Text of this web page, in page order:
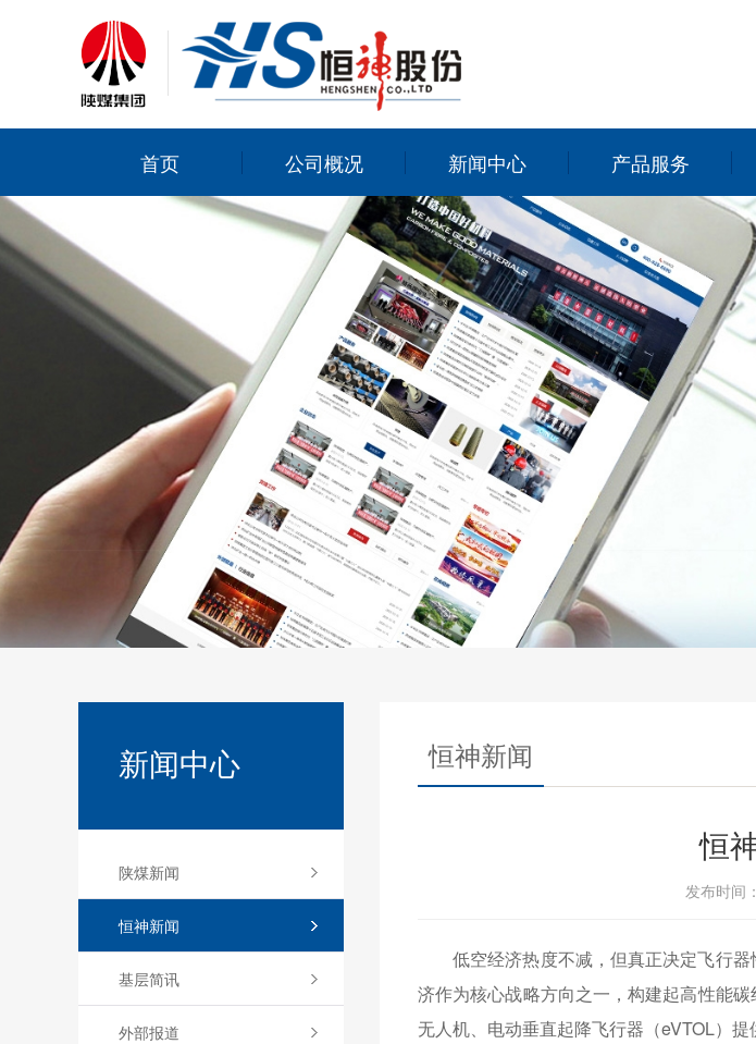
首页 公司概况 新闻中心 产品服务
新闻中心
陕煤新闻
恒神新闻
基层简讯
外部报道
恒神新闻
恒
发布时间
低空经济热度不减，但真正决定飞行
济作为核心战略方向之一，构建起高性能
无人机、电动垂直起降飞行器（eVTOL）